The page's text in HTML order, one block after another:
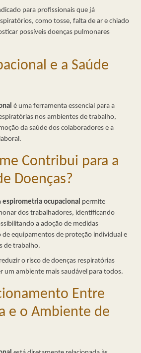
para profissionais que já
como tosse, falta de ar e chiado
possíveis doenças pulmonares
e a Saúde
é uma ferramenta essencial para a
nos ambientes de trabalho,
da saúde dos colaboradores e a
Contribui para a
Doenças?
espirometria ocupacional permite
dos trabalhadores, identificando
a adoção de medidas
de equipamentos de proteção individual e
de trabalho.
o risco de doenças respiratórias
um ambiente mais saudável para todos.
Entre
e o Ambiente de